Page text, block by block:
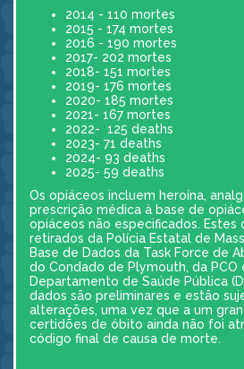
2014 - 110 mortes
2015 - 174 mortes
2016 - 190 mortes
2017- 202 mortes
2018- 151 mortes
2019- 176 mortes
2020- 185 mortes
2021- 167 mortes
2022- 125 deaths
2023- 71 deaths
2024- 93 deaths
2025- 59 deaths
Os opiáceos incluem heroína,
prescrição médica à base de
opiáceos não especificados. Estes
retirados da Polícia Estatal de
Base de Dados da Task Force de
do Condado de Plymouth, da PCO
Departamento de Saúde Pública
dados são preliminares e estão
alterações, uma vez que a um
certidões de óbito ainda não foi
código final de causa de morte.